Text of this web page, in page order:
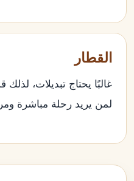
القطار
غالبًا يحتاج تبديلات، لذلك
لمن يريد رحلة مباشرة